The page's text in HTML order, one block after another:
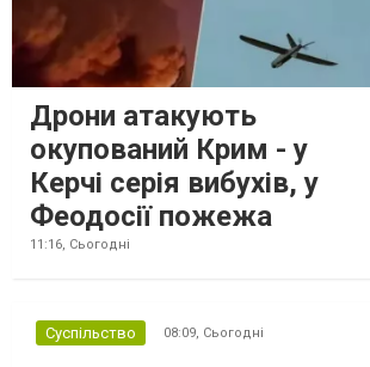
Дрони атакують
окупований Крим - у
Керчі серія вибухів, у
Феодосії пожежа
11:16, Сьогодні
Суспільство 08:09, Сьогодні